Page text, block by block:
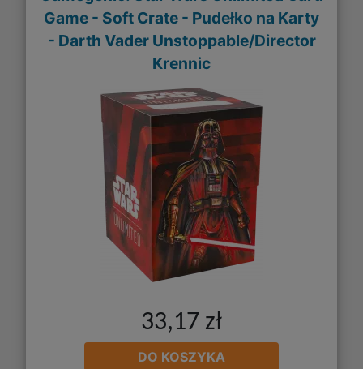
Game - Soft Crate - Pudełko na Karty
- Darth Vader Unstoppable/Director
Krennic
33,17 zł
DO KOSZYKA